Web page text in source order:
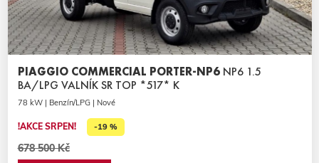
PIAGGIO COMMERCIAL PORTER-NP6 NP6 1.5
BA/LPG VALNÍK SR TOP *517* K
78 kW | Benzín/LPG | Nové
!AKCE SRPEN! -19 %
678 500 Kč